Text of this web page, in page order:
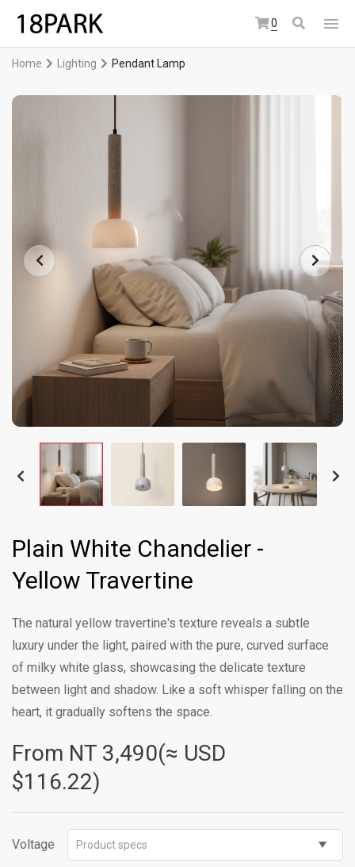
0
Home Lighting Pendant Lamp
Plain White Chandelier -
Yellow Travertine
The natural yellow travertine's texture reveals a subtle
luxury under the light, paired with the pure, curved surface
of milky white glass, showcasing the delicate texture
between light and shadow. Like a soft whisper falling on the
heart, it gradually softens the space.
From NT 3,490(≈ USD
$116.22)
Voltage Product specs